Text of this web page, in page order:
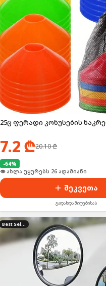
25ც ფერადი კონუსების
7.2₾20.10₾
-64%
👁 ახლა უყურებს 26 ადამიანი
შეკვეთა
გადახდა მიღებისას
Best Seller